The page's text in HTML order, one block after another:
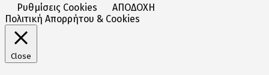
Ρυθμίσεις Cookies
ΑΠΟΔΟΧΗ
Πολιτική Απορρήτου & Cookies
Close